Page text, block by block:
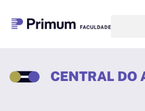
CENTRAL DO